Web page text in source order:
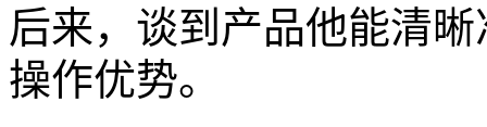
后来，谈到产品他能清
操作优势。